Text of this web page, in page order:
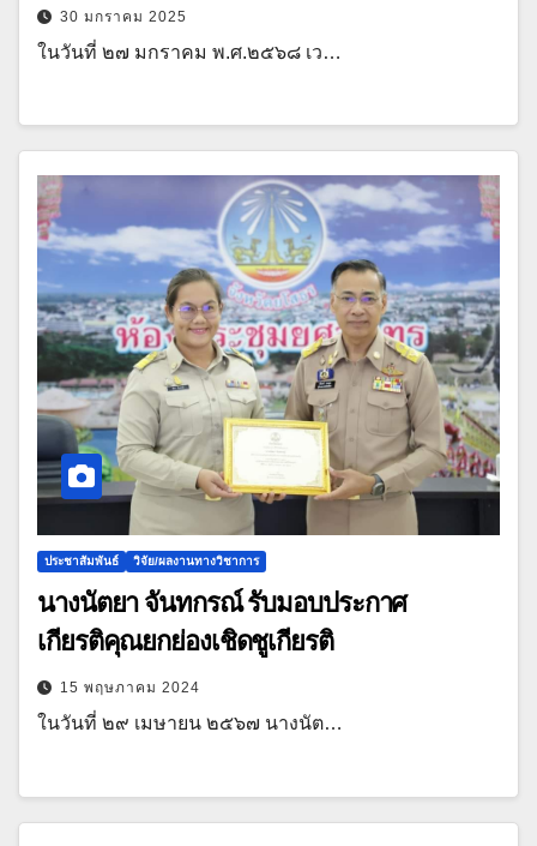
30 มกราคม 2025
ในวันที่ ๒๗ มกราคม พ.ศ.๒๕๖๘ เว…
ประชาสัมพันธ์ วิจัย/ผลงานทางวิชาการ
นางนัตยา จันทกรณ์ รับมอบประกาศ
เกียรติคุณยกย่องเชิดชูเกียรติ
15 พฤษภาคม 2024
ในวันที่ ๒๙ เมษายน ๒๕๖๗ นางนัต…